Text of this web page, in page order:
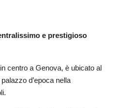
e prestigioso
centro a Genova, è ubicato al
d’epoca nella